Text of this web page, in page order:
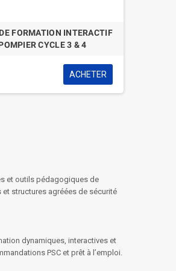
PREMIERS SECOURS EN
- PSE 1 ET 2
ACHETER
et outils pédagogiques de
structures agréées de sécurité
dynamiques, interactives et
PSC et prêt à l’emploi.